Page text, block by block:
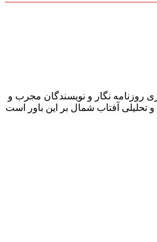
روزنامه نگار و نویسندگان مجرب و
تحلیلی آفتاب شمال بر این باور است